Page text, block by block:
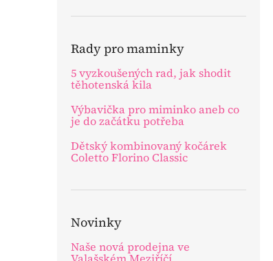
Rady pro maminky
5 vyzkoušených rad, jak shodit
těhotenská kila
Výbavička pro miminko aneb co
je do začátku potřeba
Dětský kombinovaný kočárek
Coletto Florino Classic
Novinky
Naše nová prodejna ve